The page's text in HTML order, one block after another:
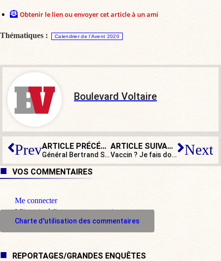
Obtenir le lien ou envoyer cet article à un ami
Thématiques : Calendrier de l'Avent 2020
Boulevard Voltaire
Prev ARTICLE PRÉCÉDENT
Général Bertrand Soubelet : « Avec l’article 24, c’est la guerre des images qui est en cours »
ARTICLE SUIVANT
Vaccin ? Je fais don de ma personne à la France ! Next
VOS COMMENTAIRES
Me connecter
M'inscrire à l'espace commentaire
Charte d'utilisation des commentaires
REPORTAGES/GRANDES ENQUÊTES